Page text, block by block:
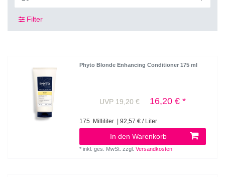
Filter
Phyto Blonde Enhancing Conditioner 175 ml
UVP 19,20 € 16,20 € *
175 Milliliter | 92,57 € / Liter
In den Warenkorb
*inkl. ges. MwSt. zzgl.Versandkosten